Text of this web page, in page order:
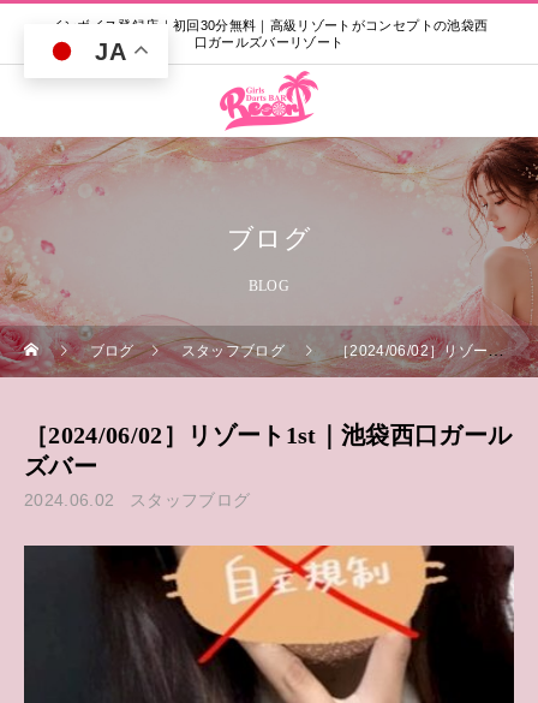
インボイス登録店｜初回30分無料｜高級リゾートがコンセプトの池袋西
口ガールズバーリゾート
ブログ
BLOG
ブログ スタッフブログ ［2024/06/02］リゾート1st｜池袋西口ガールズバー
［2024/06/02］リゾート1st｜池袋西口ガール
ズバー
2024.06.02 スタッフブログ
JA